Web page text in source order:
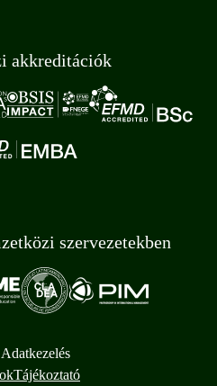
akkreditációk
szervezetekben
Tájékoztató